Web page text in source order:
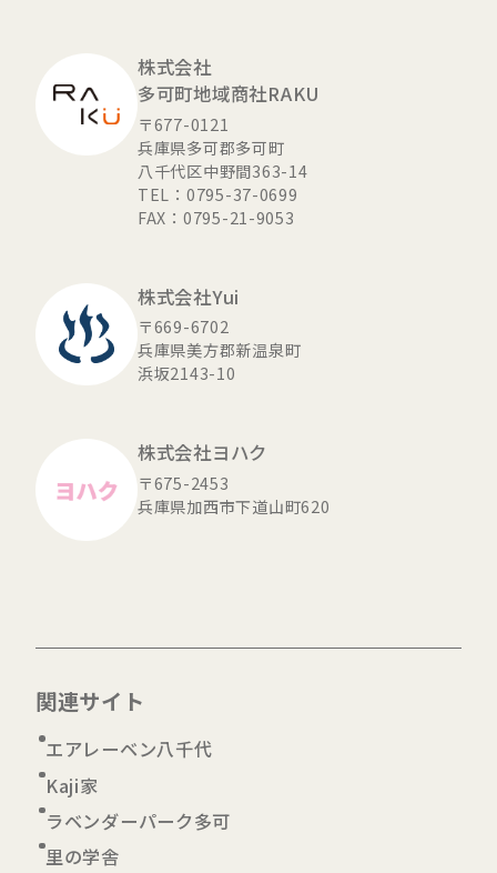
株式会社
多可町地域商社RAKU
〒677-0121
兵庫県多可郡多可町
八千代区中野間363-14
TEL：0795-37-0699
FAX：0795-21-9053
株式会社Yui
〒669-6702
兵庫県美方郡新温泉町
浜坂2143-10
株式会社ヨハク
〒675-2453
兵庫県加西市下道山町620
関連サイト
エアレーベン八千代
Kaji家
ラベンダーパーク多可
里の学舎